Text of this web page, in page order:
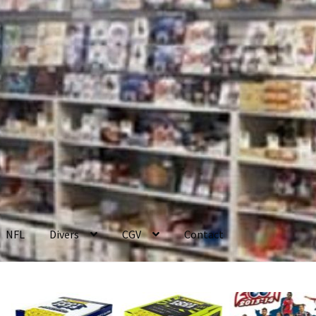
NFL Divers CGV Contact